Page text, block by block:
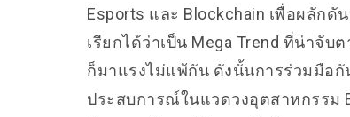
Esports และ Blockchain เพื่อผลักดั
เรียกได้ว่าเป็น Mega Trend ที่น่าจั
ก็มาแรงไม่แพ้กัน ดังนั้นการร่วมมือ
ประสบการณ์ในแวดวงอุตสาหกรรม